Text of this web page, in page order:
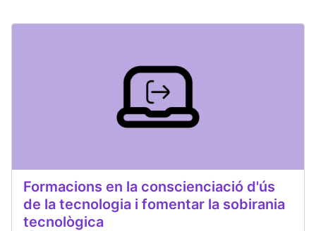
Formacions en la conscienciació d'ús
de la tecnologia i fomentar la sobirania
tecnològica